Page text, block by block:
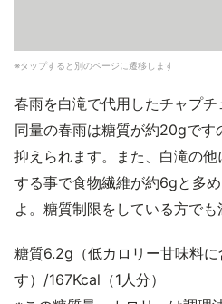
※タップすると別のページに遷移します
春雨を白滝で代用したチャプ
同量の春雨は糖質が約20gです
抑えられます。また、白滝の
する事で食物繊維が約6gと多
よ。糖質制限をしている方でも
糖質6.2g（低カロリー甘味料に
す）/167Kcal（1人分）